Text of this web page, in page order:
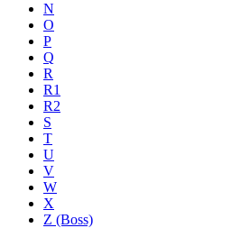
N
O
P
Q
R
R1
R2
S
T
U
V
W
X
Z (Boss)